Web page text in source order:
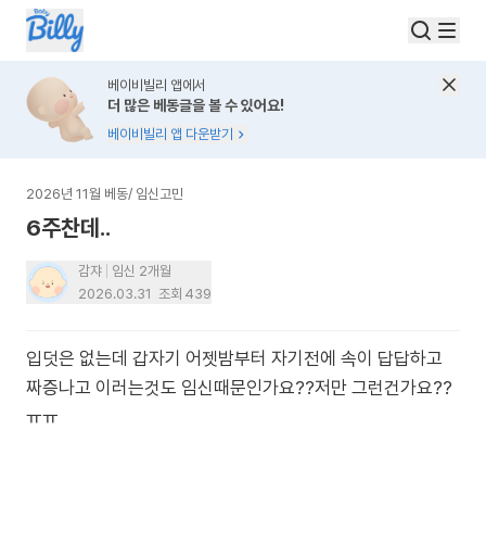
베이비빌리 앱에서
더 많은 베동글을 볼 수 있어요!
베이비빌리 앱 다운받기
2026년 11월 베동/ 임신고민
6주찬데..
감쟈
임신 2개월
2026.03.31 조회 439
입덧은 없는데 갑자기 어젯밤부터 자기전에 속이 답답하고
짜증나고 이러는것도 임신때문인가요??저만 그런건가요??
ㅠㅠ